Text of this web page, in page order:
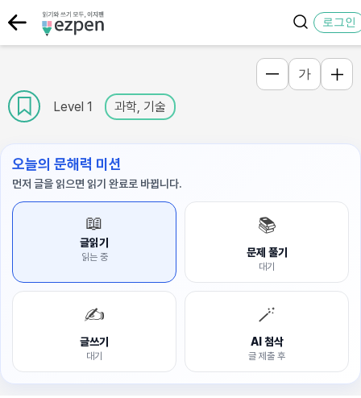
로그인
Level 1 과학, 기술
가
오늘의 문해력 미션
먼저 글을 읽으면 읽기 완료로 바뀝니다.
📖
글읽기
읽는 중
📚
문제 풀기
대기
✍️
글쓰기
대기
🪄
AI 첨삭
글 제출 후